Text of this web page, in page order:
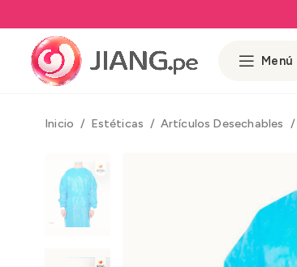
Menú
Inicio Estéticas Artículos Desechables